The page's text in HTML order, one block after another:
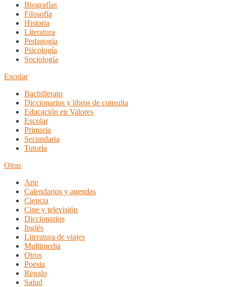
Biografías
Filosofía
Historia
Literatura
Pedagogía
Psicología
Sociología
Escolar
Bachillerato
Diccionarios y libros de consulta
Educación en Valores
Escolar
Primaria
Secundaria
Tutoría
Otras
Arte
Calendarios y agendas
Ciencia
Cine y televisión
Diccionarios
Inglés
Literatura de viajes
Multimedia
Otros
Poesia
Regalo
Salud